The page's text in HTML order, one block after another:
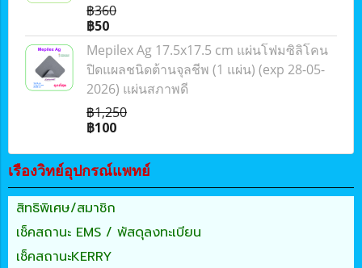
฿360
฿50
Mepilex Ag 17.5x17.5 cm แผ่นโฟมซิลิโคน
ปิดแผลชนิดต้านจุลชีพ (1 แผ่น) (exp 28-05-
2026) แผ่นสภาพดี
฿1,250
฿100
เรืองวิทย์อุปกรณ์แพทย์
สิทธิพิเศษ/สมาชิก
เช็คสถานะ EMS / พัสดุลงทะเบียน
เช็คสถานะKERRY